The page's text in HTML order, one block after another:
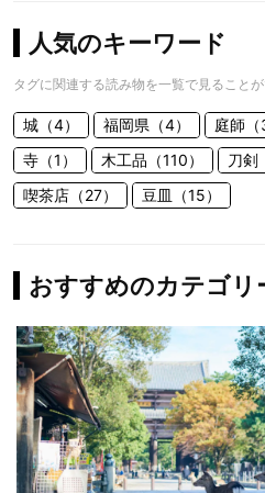
人気のキーワード
タグに関連する読み物を一覧で見ること
城（4） 福岡県（4） 庭師（
寺（1）
木工品（110） 刀剣
喫茶店（27）
豆皿（15）
おすすめのカテゴリ